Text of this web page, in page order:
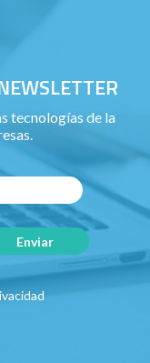
tecnologías de la